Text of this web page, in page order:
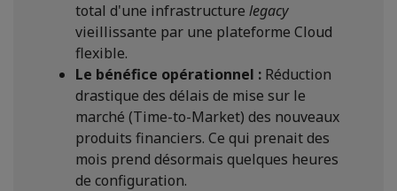
total d'une infrastructure legacy
vieillissante par une plateforme Cloud
flexible.
Le bénéfice opérationnel : Réduction
drastique des délais de mise sur le
marché (Time-to-Market) des nouveaux
produits financiers. Ce qui prenait des
mois prend désormais quelques heures
de configuration.